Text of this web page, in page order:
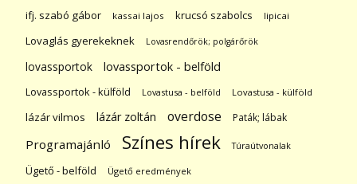
ifj. szabó gábor kassai lajos krucsó szabolcs lipicai
Lovaglás gyerekeknek Lovasrendőrök; polgárőrök
lovassportok lovassportok - belföld
Lovassportok - külföld Lovastusa - belföld Lovastusa - külföld
lázár vilmos lázár zoltán overdose Paták; lábak
Programajánló Színes hírek Túraútvonalak
Ügető - belföld Ügető eredmények